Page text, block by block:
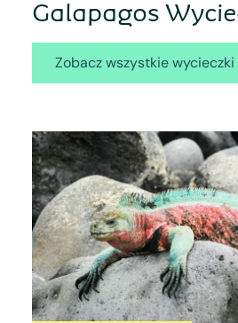
Galapagos
Zobacz wszystkie